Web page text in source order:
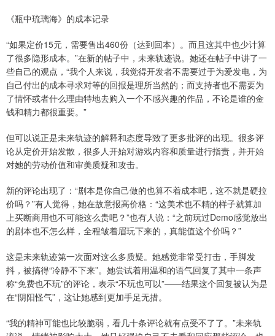
《瓶中琉璃海》的成本记录
“如果定价15元，需要售出460份（达到回本）。而且这其中也少计算
了很多隐形成本。”在新的帖子中，未来轨迹说。她还在帖子中讲了一
些自己的观点，“我个人来说，我觉得开发者不需要过于为爱发电，为
自己付出的成本寻求对等的回报是理所当然的；而支持者也不需要为
了情怀或者什么理由特地去购入一个不感兴趣的作品，不论是谁的金
钱和精力都很重要。”
但可以说正是未来轨迹的解释和态度导致了更多批评的出现。很多评
论从定价开始发散，很多人开始对游戏内容和质量进行指责，并开始
对她的劳动价值和审美质疑和攻击。
新的评论出现了：“剧本是你自己做的也算不着成本吧，这不就是硬拉
价吗？”有人觉得，她在故意报高价格：“这美术也不精的样子就算加
上买断商用也不可能这么贵吧？”也有人说：“之前玩过Demo感觉放出
的剧本也不怎么样，全程皱着眉玩下来的，真能值这个价吗？”
这是未来轨迹第一次面对这么多质疑。她感觉非常受打击，手脚发
抖，被搞得“冷静不下来”。她尝试着用温和的语气回复了其中一条声
称“免费也不玩”的评论，表示“不玩也可以”——结果这个回复被认为是
在“阴阳怪气”，这让她感到更加手足无措。
“我的精神可能也比较脆弱，看几十条评论就有点受不了了。”未来轨